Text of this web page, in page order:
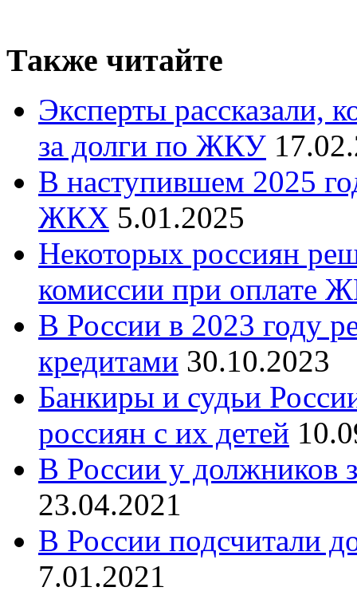
Также читайте
Эксперты рассказали,
за долги по ЖКУ
В наступившем 2025
ЖКХ 5.01.2025
Некоторых россиян
комиссии при оплате
В России в 2023 году
кредитами 30.10.2023
Банкиры и судьи
россиян с их детей
В России у должников
23.04.2021
В России подсчитали
7.01.2021